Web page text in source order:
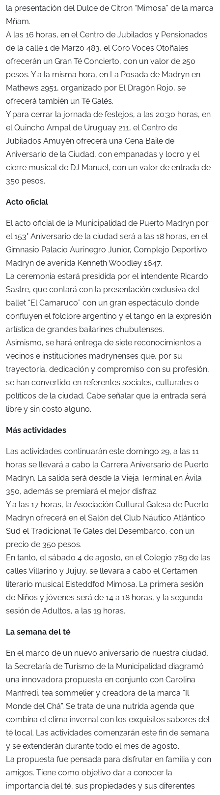
la presentación del Dulce de Citron “Mimosa” de la marca
Mñam.
A las 16 horas, en el Centro de Jubilados y Pensionados
de la calle 1 de Marzo 483, el Coro Voces Otoñales
ofrecerán un Gran Té Concierto, con un valor de 250
pesos. Y a la misma hora, en La Posada de Madryn en
Mathews 2951, organizado por El Dragón Rojo, se
ofrecerá también un Té Galés.
Y para cerrar la jornada de festejos, a las 20:30 horas, en
el Quincho Ampal de Uruguay 211, el Centro de
Jubilados Amuyén ofrecerá una Cena Baile de
Aniversario de la Ciudad, con empanadas y locro y el
cierre musical de DJ Manuel, con un valor de entrada de
350 pesos.
Acto oficial
El acto oficial de la Municipalidad de Puerto Madryn por
el 153° Aniversario de la ciudad será a las 18 horas, en el
Gimnasio Palacio Aurinegro Junior, Complejo Deportivo
Madryn de avenida Kenneth Woodley 1647.
La ceremonia estará presidida por el intendente Ricardo
Sastre, que contará con la presentación exclusiva del
ballet “El Camaruco” con un gran espectáculo donde
confluyen el folclore argentino y el tango en la expresión
artística de grandes bailarines chubutenses.
Asimismo, se hará entrega de siete reconocimientos a
vecinos e instituciones madrynenses que, por su
trayectoria, dedicación y compromiso con su profesión,
se han convertido en referentes sociales, culturales o
políticos de la ciudad. Cabe señalar que la entrada será
libre y sin costo alguno.
Más actividades
Las actividades continuarán este domingo 29, a las 11
horas se llevará a cabo la Carrera Aniversario de Puerto
Madryn. La salida será desde la Vieja Terminal en Ávila
350, además se premiará el mejor disfraz.
Y a las 17 horas, la Asociación Cultural Galesa de Puerto
Madryn ofrecerá en el Salón del Club Náutico Atlántico
Sud el Tradicional Te Gales del Desembarco, con un
precio de 350 pesos.
En tanto, el sábado 4 de agosto, en el Colegio 789 de las
calles Villarino y Jujuy, se llevará a cabo el Certamen
literario musical Eisteddfod Mimosa. La primera sesión
de Niños y jóvenes será de 14 a 18 horas, y la segunda
sesión de Adultos, a las 19 horas.
La semana del té
En el marco de un nuevo aniversario de nuestra ciudad,
la Secretaría de Turismo de la Municipalidad diagramó
una innovadora propuesta en conjunto con Carolina
Manfredi, tea sommelier y creadora de la marca “Il
Monde del Chá”. Se trata de una nutrida agenda que
combina el clima invernal con los exquisitos sabores del
té local. Las actividades comenzarán este fin de semana
y se extenderán durante todo el mes de agosto.
La propuesta fue pensada para disfrutar en familia y con
amigos. Tiene como objetivo dar a conocer la
importancia del té, sus propiedades y sus diferentes